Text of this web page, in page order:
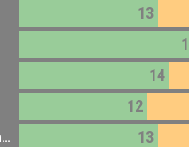
13
14
12
11. You can ask for more than a jacket 13